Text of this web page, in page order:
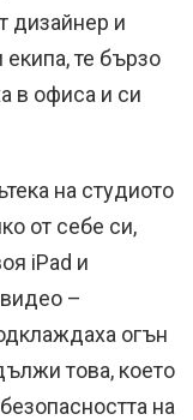
дизайнер и
те бързо
в офиса и си
на студиото
от себе си,
iPad и
–
огън
това, което
на